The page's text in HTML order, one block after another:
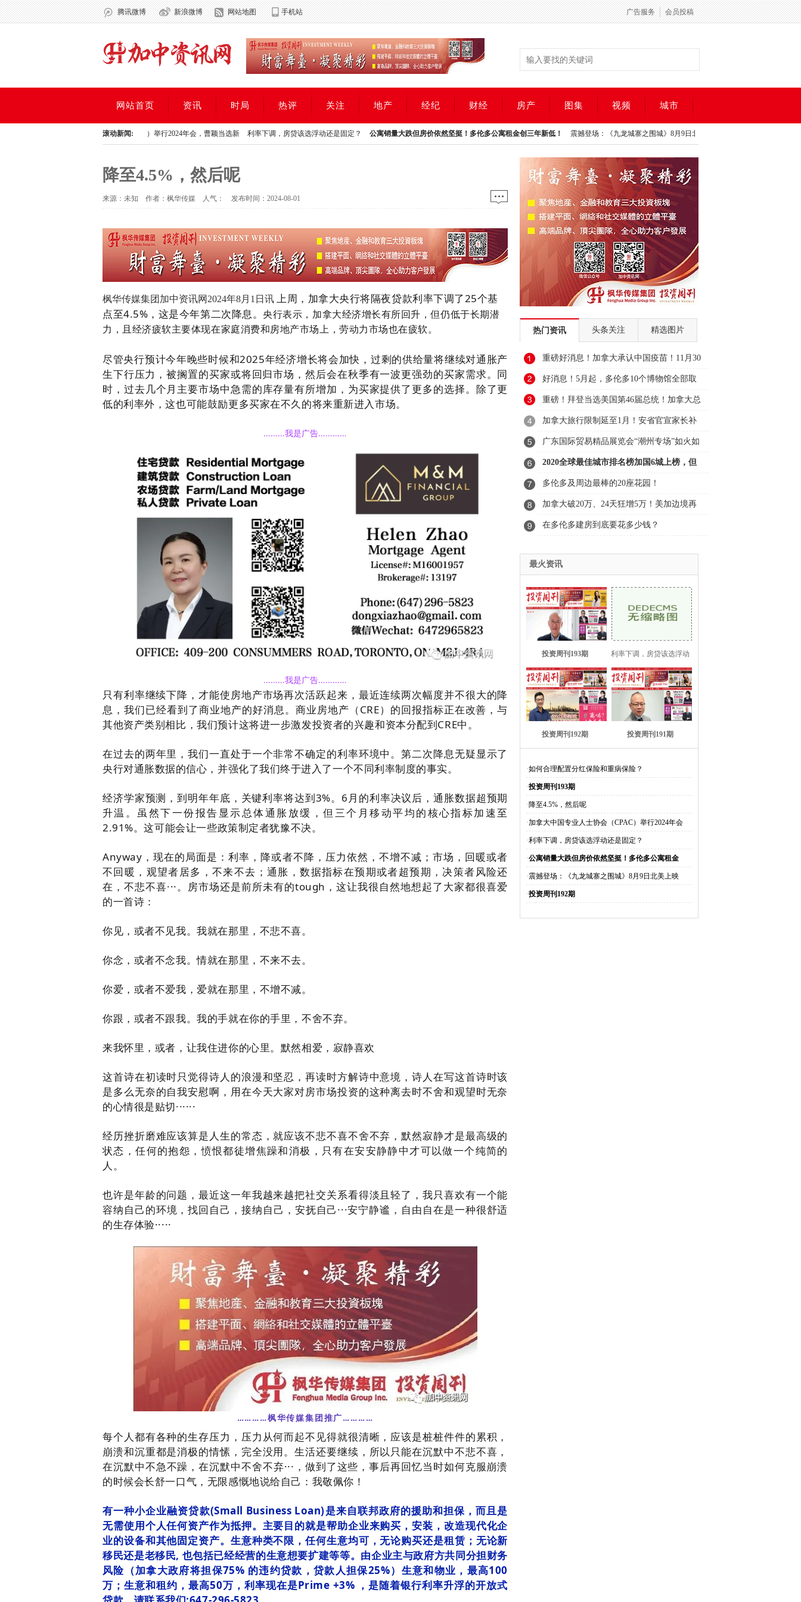
腾讯微博 新浪微博 网站地图 手机站 广告服务 会员投稿
网站首页 资讯 时局 热评 关注 地产 经纪 财经 房产 图集 视频 城市
滚动新闻:
拿大中国专业人士协会（CPAC）举行2024年会，曹颖当选新 利率下调，房贷该选浮动还是固定？ 公寓销量大跌但房价依然坚挺！多伦多公寓租金创三年新低！ 震撼登场：《九龙城寨之围城》8月9日北美上映揭开热血动作
降至4.5%，然后呢
来源：未知 作者：枫华传媒 人气： 发布时间：2024-08-01
枫华传媒集团加中资讯网2024年8月1日讯 上周，加拿大央行将隔夜贷款利率下调了25个基
点至4.5%，这是今年第二次降息。央行表示，加拿大经济增长有所回升，但仍低于长期潜
力，且经济疲软主要体现在家庭消费和房地产市场上，劳动力市场也在疲软。
尽管央行预计今年晚些时候和2025年经济增长将会加快，过剩的供给量将继续对通胀产
生下行压力，被搁置的买家或将回归市场，然后会在秋季有一波更强劲的买家需求。 同
时，过去几个月主要市场中急需的库存量有所增加，为买家提供了更多的选择。 除了更
低的利率外，这也可能鼓励更多买家在不久的将来重新进入市场。
………我是广告…………
………我是广告…………
只有利率继续下降，才能使房地产市场再次活跃起来，最近连续两次幅度并不很大的降
息，我们已经看到了商业地产的好消息。 商业房地产（CRE）的回报指标正在改善，与
其他资产类别相比，我们预计这将进一步激发投资者的兴趣和资本分配到CRE中。
在过去的两年里，我们一直处于一个非常不确定的利率环境中。第二次降息无疑显示了
央行对通胀数据的信心，并强化了我们终于进入了一个不同利率制度的事实。
经济学家预测，到明年年底，关键利率将达到3%。 6月的利率决议后，通胀数据超预期
升温。虽然下一份报告显示总体通胀放缓，但三个月移动平均的核心指标加速至
2.91%。这可能会让一些政策制定者犹豫不决。
Anyway，现在的局面是：利率，降或者不降，压力依然，不增不减；市场，回暖或者
不回暖，观望者居多，不来不去；通胀，数据指标在预期或者超预期，决策者风险还
在，不悲不喜···。房市场还是前所未有的tough，这让我很自然地想起了大家都很喜爱
的一首诗：
你见，或者不见我。我就在那里，不悲不喜。
你念，或者不念我。情就在那里，不来不去。
你爱，或者不爱我，爱就在那里，不增不减。
你跟，或者不跟我。我的手就在你的手里，不舍不弃。
来我怀里，或者，让我住进你的心里。 默然相爱，寂静喜欢
这首诗在初读时只觉得诗人的浪漫和坚忍，再读时方解诗中意境，诗人在写这首诗时该
是多么无奈的自我安慰啊，用在今天大家对房市场投资的这种离去时不舍和观望时无奈
的心情很是贴切······
经历挫折磨难应该算是人生的常态，就应该不悲不喜不舍不弃，默然寂静才是最高级的
状态，任何的抱怨，愤恨都徒增焦躁和消极，只有在安安静静中才可以做一个纯简的
人。
也许是年龄的问题，最近这一年我越来越把社交关系看得淡且轻了，我只喜欢有一个能
容纳自己的环境，找回自己，接纳自己，安抚自己···安宁静谧，自由自在是一种很舒适
的生存体验·····
…………枫华传媒集团推广…………
每个人都有各种的生存压力，压力从何而起不见得就很清晰，应该是桩桩件件的累积，
崩溃和沉重都是消极的情愫 ，完全没用。生活还要继续， 所以只能在沉默中不悲不喜，
在沉默中不急不躁，在沉默中不舍不弃···，做到了这些，事后再回忆当时如何克服崩溃
的时候会长舒一口气，无限感慨地说给自己：我敬佩你！
有一种小企业融资贷款(Small Business Loan)是来自联邦政府的援助和担保，而且是
无需使用个人任何资产作为抵押。主要目的就是帮助企业来购买，安装，改造现代化企
业的设备和其他固定资产。生意种类不限，任何生意均可，无论购买还是租赁；无论新
移民还是老移民, 也包括已经经营的生意想要扩建等等。由企业主与政府方共同分担财务
风险（加拿大政府将担保75% 的违约贷款，贷款人担保25%）生意和物业，最高100
万；生意和租约，最高50万，利率现在是Prime +3% ，是随着银行利率升浮的开放式
热门资讯 头条关注 精选图片
重磅好消息！加拿大承认中国疫苗！11月30
日可
好消息！5月起，多伦多10个博物馆全部取
消门
重磅！拜登当选美国第46届总统！加拿大总
理表
加拿大旅行限制延至1月！安省官宣家长补
贴11
广东国际贸易精品展览会“潮州专场”如火如
荼
2020全球最佳城市排名榜加国6城上榜，但
全输
多伦多及周边最棒的20座花园！
加拿大破20万、24天狂增5万！美加边境再
关1个
在多伦多建房到底要花多少钱？
最火资讯
投资周刊193期 利率下调，房贷该选浮动
还是固定？
投资周刊192期 投资周刊191期
·如何合理配置分红保险和重病保险？
·投资周刊193期
·降至4.5%，然后呢
·加拿大中国专业人士协会（CPAC）举行2024年会
·利率下调，房贷该选浮动还是固定？
·公寓销量大跌但房价依然坚挺！多伦多公寓租金
·震撼登场：《九龙城寨之围城》8月9日北美上映
·投资周刊192期